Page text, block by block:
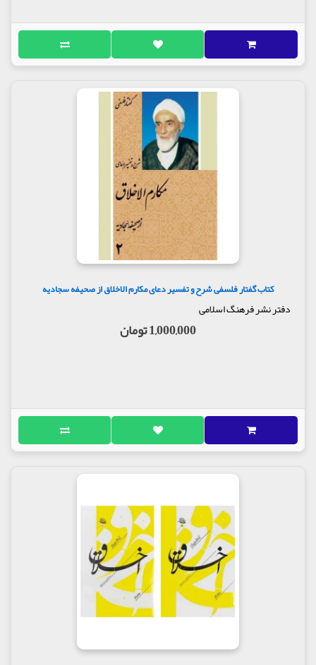
کتاب گفتار فلسفی شرح و تفسیر دعای مکارم الاخلاق از صحیفه سجادیه
دفتر نشر فرهنگ اسلامی
1,000,000 تومان